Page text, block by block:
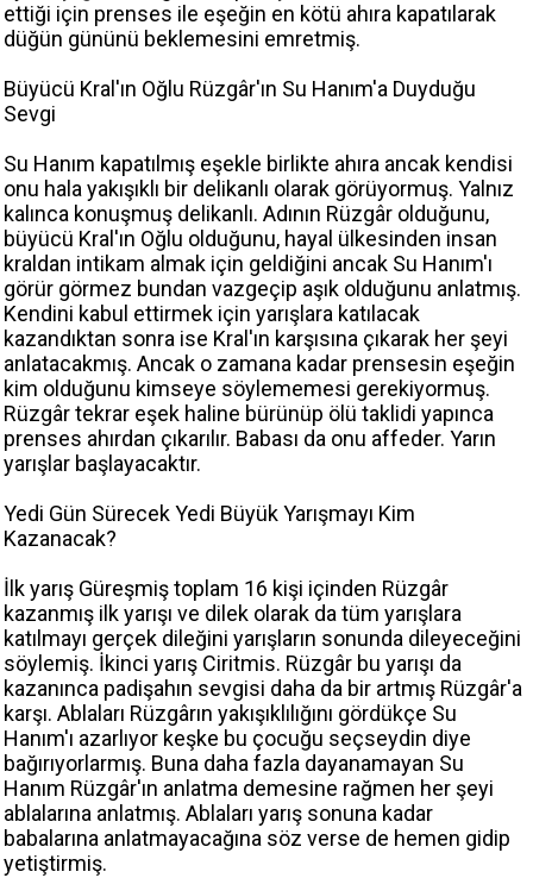
ettiği için prenses ile eşeğin en kötü ahıra kapatılarak
düğün gününü beklemesini emretmiş.
Büyücü Kral'ın Oğlu Rüzgâr'ın Su Hanım'a Duyduğu
Sevgi
Su Hanım kapatılmış eşekle birlikte ahıra ancak kendisi
onu hala yakışıklı bir delikanlı olarak görüyormuş. Yalnız
kalınca konuşmuş delikanlı. Adının Rüzgâr olduğunu,
büyücü Kral'ın Oğlu olduğunu, hayal ülkesinden insan
kraldan intikam almak için geldiğini ancak Su Hanım'ı
görür görmez bundan vazgeçip aşık olduğunu anlatmış.
Kendini kabul ettirmek için yarışlara katılacak
kazandıktan sonra ise Kral'ın karşısına çıkarak her şeyi
anlatacakmış. Ancak o zamana kadar prensesin eşeğin
kim olduğunu kimseye söylememesi gerekiyormuş.
Rüzgâr tekrar eşek haline bürünüp ölü taklidi yapınca
prenses ahırdan çıkarılır. Babası da onu affeder. Yarın
yarışlar başlayacaktır.
Yedi Gün Sürecek Yedi Büyük Yarışmayı Kim
Kazanacak?
İlk yarış Güreşmiş toplam 16 kişi içinden Rüzgâr
kazanmış ilk yarışı ve dilek olarak da tüm yarışlara
katılmayı gerçek dileğini yarışların sonunda dileyeceğini
söylemiş. İkinci yarış Ciritmis. Rüzgâr bu yarışı da
kazanınca padişahın sevgisi daha da bir artmış Rüzgâr'a
karşı. Ablaları Rüzgârın yakışıklılığını gördükçe Su
Hanım'ı azarlıyor keşke bu çocuğu seçseydin diye
bağırıyorlarmış. Buna daha fazla dayanamayan Su
Hanım Rüzgâr'ın anlatma demesine rağmen her şeyi
ablalarına anlatmış. Ablaları yarış sonuna kadar
babalarına anlatmayacağına söz verse de hemen gidip
yetiştirmiş.